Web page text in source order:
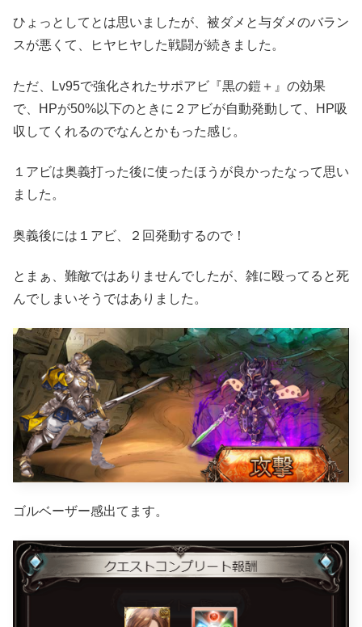
ひょっとしてとは思いましたが、被ダメと与ダメのバラン
スが悪くて、ヒヤヒヤした戦闘が続きました。
ただ、Lv95で強化されたサポアビ『黒の鎧＋』の効果
で、HPが50%以下のときに２アビが自動発動して、HP吸
収してくれるのでなんとかもった感じ。
１アビは奥義打った後に使ったほうが良かったなって思い
ました。
奥義後には１アビ、２回発動するので！
とまぁ、難敵ではありませんでしたが、雑に殴ってると死
んでしまいそうではありました。
ゴルベーザー感出てます。